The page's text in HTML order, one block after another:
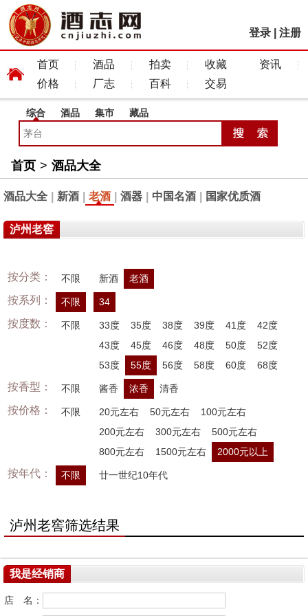
登录 注册
首页 酒品 拍卖 收藏
资讯
价格
厂志 百科 交易
综合 酒品 集市 藏品
首页 > 酒品大全
酒品大全 新酒 老酒 酒器 中国名酒 国家优质酒
泸州老窖
按分类： 不限 新酒 老酒
按系列： 不限 34
按度数： 不限 33度 35度 38度 39度 41度
42度
43度
45度 46度 48度 50度
52度
53度
55度 56度 58度 60度 68度
按香型： 不限 酱香 浓香 清香
按价格： 不限 20元左右 50元左右
100元左右
200元左右
300元左右
500元左右
800元左右
1500元左右 2000元以上
按年代： 不限 廿一世纪10年代
泸州老窖筛选结果
我是经销商
店 名：